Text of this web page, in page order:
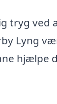
tryg ved
Lyng
hjælpe